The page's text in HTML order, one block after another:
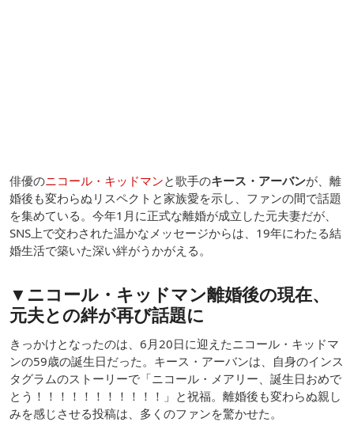
俳優のニコール・キッドマンと歌手のキース・アーバンが、離
婚後も変わらぬリスペクトと家族愛を示し、ファンの間で話題
を集めている。今年1月に正式な離婚が成立した元夫妻だが、
SNS上で交わされた温かなメッセージからは、19年にわたる結
婚生活で築いた深い絆がうかがえる。
▼ニコール・キッドマン離婚後の現在、
元夫との絆が再び話題に
きっかけとなったのは、6月20日に迎えたニコール・キッドマ
ンの59歳の誕生日だった。キース・アーバンは、自身のインス
タグラムのストーリーで「ニコール・メアリー、誕生日おめで
とう！！！！！！！！！！！」と祝福。離婚後も変わらぬ親し
みを感じさせる投稿は、多くのファンを驚かせた。